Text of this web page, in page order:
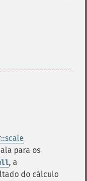
para os
, a
do cálculo